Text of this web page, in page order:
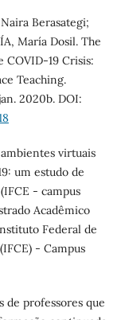
Berasategi;
María Dosil. The
COVID-19 Crisis:
Teaching.
2020b. DOI:
virtuais
um estudo de
- campus
Acadêmico
Federal de
- Campus
de professores que